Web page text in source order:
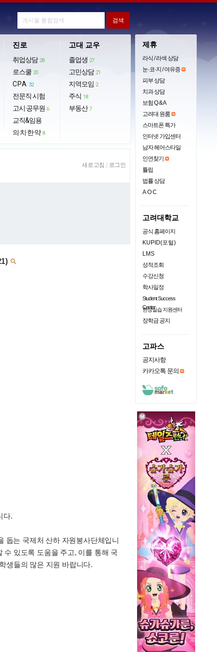
진로
취업상담 28
로스쿨 20
CPA 32
전문직 시험
고시·공무원 6
교직&임용
의·치·한·약 8
고대 교우
졸업생 27
고민상담 21
지역모임 2
주식 18
부동산 7
새로고침 로그인

다.
돕는 국제처 산하 자원봉사단체입니
있도록 도움을 주고, 이를 통해 국
생들의 많은 지원 바랍니다.
제휴
라식 / 라섹 상담
눈·코·지 / 여유증
피부 상담
치과 상담
보험 Q & A
고려대 원룸
스마트폰 특가
인터넷 가입센터
남자 헤어스타일
인연찾기
튤립
법률 상담
AOC
고려대학교
공식 홈페이지
KUPID(포털)
LMS
성적조회
수강신청
학사일정
Student Success
Center
현장실습 지원센터
장학금 공지
고파스
공지사항
카카오톡 문의